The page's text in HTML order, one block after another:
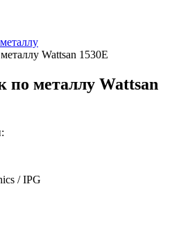
Wattsan 1530E
по металлу Wattsan
/ IPG